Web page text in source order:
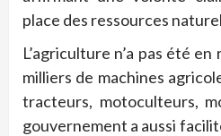
place des ressources
L’agriculture n’a pas été
milliers de machines
tracteurs, motoculteurs,
gouvernement a aussi